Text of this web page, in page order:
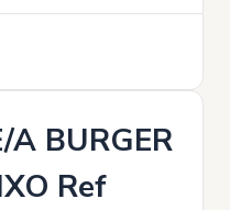
A BURGER
Ref